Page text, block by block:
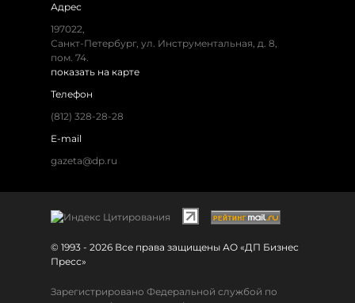
Адрес
197022,
Санкт-Петербург, ул. Инструментальная, д. 8,
пом. 74.
показать на карте
Телефон
(812) 328-28-28
E-mail
gazeta@dp.ru
© 1993 - 2026 Все права защищены АО «ДП Бизнес
Пресс»
Зарегистрировано Федеральной службой по